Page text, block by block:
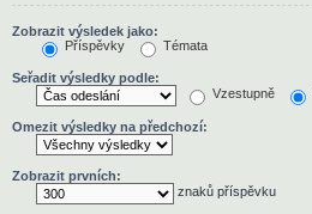
Zobrazit výsledek jako:
Příspěvky
Témata
Seřadit výsledky podle:
Vzestupně
Omezit výsledky na předchozí:
Zobrazit prvních:
znaků příspěvku